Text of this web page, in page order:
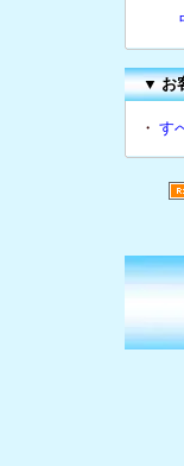
▼お
・ す